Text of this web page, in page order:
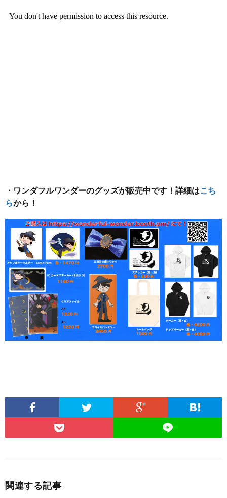
・ワンダフルワンダーのグッズが販売中です！詳細はこち
らから！
関連する記事